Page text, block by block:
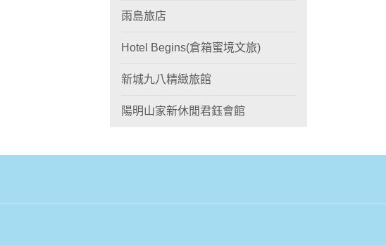
雨島旅店
Hotel Begins(倉箱蜜境文旅)
新城九八精緻旅館
陽明山家新休閒君鈺會館